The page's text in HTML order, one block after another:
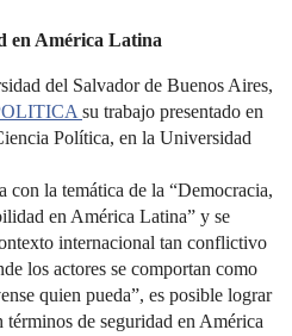
en América Latina
del Salvador de Buenos Aires,
su trabajo presentado en
Política, en la Universidad
con la temática de la “Democracia,
en América Latina” y se
internacional tan conflictivo
los actores se comportan como
quien pueda”, es posible lograr
de seguridad en América